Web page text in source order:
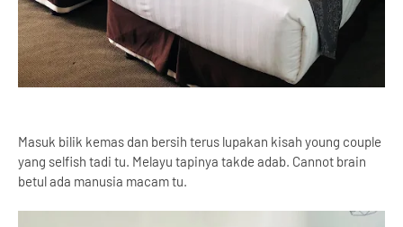
Masuk bilik kemas dan bersih terus lupakan kisah young couple
yang selfish tadi tu. Melayu tapinya takde adab. Cannot brain
betul ada manusia macam tu.